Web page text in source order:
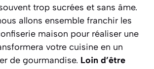
trop sucrées et sans âme.
allons ensemble franchir les
maison pour réaliser une
votre cuisine en un
de gourmandise. Loin d’être